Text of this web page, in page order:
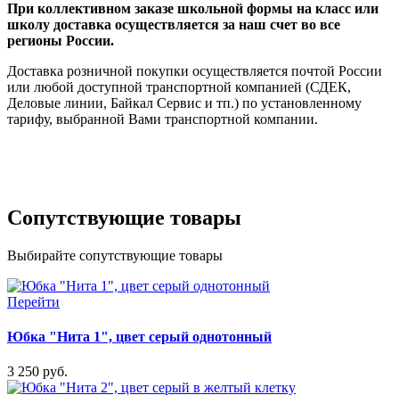
При коллективном заказе школьной формы на класс или
школу доставка осуществляется за наш счет во все
регионы России.
Доставка розничной покупки осуществляется почтой России
или любой доступной транспортной компанией (СДЕК,
Деловые линии, Байкал Сервис и тп.) по установленному
тарифу, выбранной Вами транспортной компании.
Сопутствующие товары
Выбирайте сопутствующие товары
Перейти
Юбка "Нита 1", цвет серый однотонный
3 250 руб.